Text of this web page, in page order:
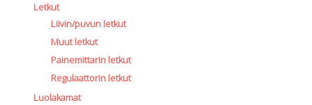
Letkut
Liivin/puvun letkut
Muut letkut
Painemittarin letkut
Regulaattorin letkut
Luolakamat